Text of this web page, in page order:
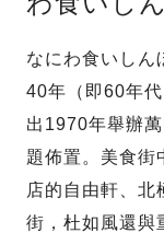
なにわ食いしん
40年（即60年
出1970年舉辦
題佈置。美食街
店的自由軒、北
街，杜如風還與